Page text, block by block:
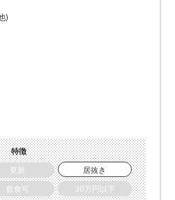
)
特徴
更新
居抜き
飲食可
30万円以下